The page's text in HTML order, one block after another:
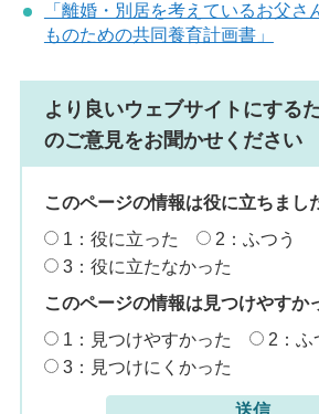
「離婚・別居を考えているお父
ものための共同養育計画書」
より良いウェブサイトにする
のご意見をお聞かせください
このページの情報は役に立ちまし
1：役に立った
2：ふつう
3：役に立たなかった
このページの情報は見つけやすか
1：見つけやすかった
2：ふ
3：見つけにくかった